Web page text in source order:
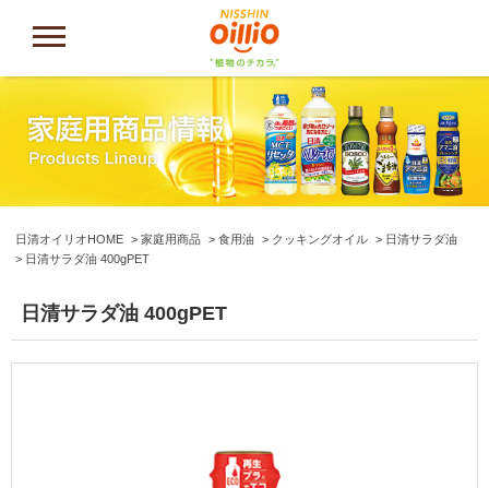
日清オイリオHOME 家庭用商品 食用油 クッキングオイル
日清サラダ油
日清サラダ油 400gPET
日清サラダ油 400gPET